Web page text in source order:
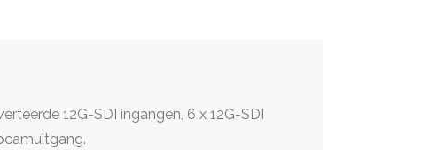
12G-SDI ingangen, 6 x 12G-SDI